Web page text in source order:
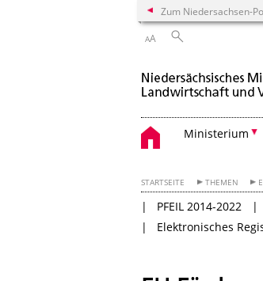
Zum Niedersachsen-
AA
Ministerium
STARTSEITE THEMEN
PFEIL 2014-2022
Elektronisches